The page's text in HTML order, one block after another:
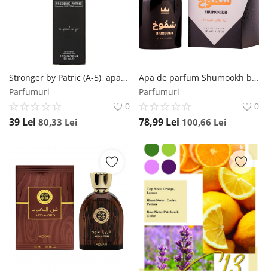
Stronger by Patric (A-5), apa de parfum 50ml, barbati by Patric
Parfumuri
0
39 Lei 80,33Lei
Apa de parfum Shumookh by Gulf Orchid, barbati - 100ml Gulf Orchid
Parfumuri
0
78,99 Lei 100,66Lei